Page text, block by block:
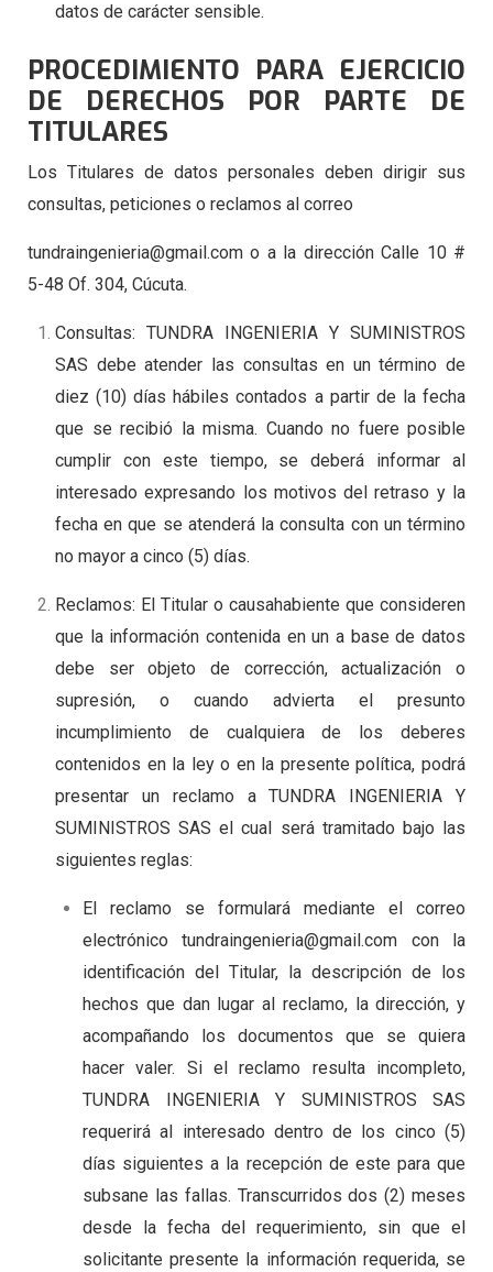
datos de carácter sensible.
PROCEDIMIENTO PARA EJERCICIO
DE DERECHOS POR PARTE DE
TITULARES
Los Titulares de datos personales deben dirigir sus
consultas, peticiones o reclamos al correo
tundraingenieria@gmail.com o a la dirección Calle 10 #
5-48 Of. 304, Cúcuta.
Consultas: TUNDRA INGENIERIA Y SUMINISTROS
SAS debe atender las consultas en un término de
diez (10) días hábiles contados a partir de la fecha
que se recibió la misma. Cuando no fuere posible
cumplir con este tiempo, se deberá informar al
interesado expresando los motivos del retraso y la
fecha en que se atenderá la consulta con un término
no mayor a cinco (5) días.
Reclamos: El Titular o causahabiente que consideren
que la información contenida en un a base de datos
debe ser objeto de corrección, actualización o
supresión, o cuando advierta el presunto
incumplimiento de cualquiera de los deberes
contenidos en la ley o en la presente política, podrá
presentar un reclamo a TUNDRA INGENIERIA Y
SUMINISTROS SAS el cual será tramitado bajo las
siguientes reglas:
El reclamo se formulará mediante el correo
electrónicotundraingenieria@gmail.com con la
identificación del Titular, la descripción de los
hechos que dan lugar al reclamo, la dirección, y
acompañando los documentos que se quiera
hacer valer. Si el reclamo resulta incompleto,
TUNDRA INGENIERIA Y SUMINISTROS SAS
requerirá al interesado dentro de los cinco (5)
días siguientes a la recepción de este para que
subsane las fallas. Transcurridos dos (2) meses
desde la fecha del requerimiento, sin que el
solicitante presente la información requerida, se